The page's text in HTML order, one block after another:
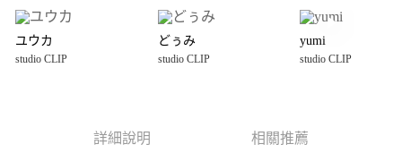
大哥付你分期
【大哥付你分期使用說明】
1.本服務由台灣大哥大提供，台灣大哥大用戶可立即使用無須另外申請。
3.實際核准額度、可分期數及費用金額請依後續交易確認頁面所載為準。
4.訂單成立30分鐘內，如未前往確認交易或遇審核未通過，訂單將自動取
AFTEE先享後付
ユウカ
studio CLIP
どぅみ
studio CLIP
yumi
studio CLIP
詳細說明 相關推薦